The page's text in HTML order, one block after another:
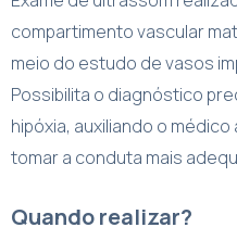
compartimento vascular
meio do estudo de vasos
Possibilita o diagnóstico
hipóxia, auxiliando o
tomar a conduta mais
Quando realizar?